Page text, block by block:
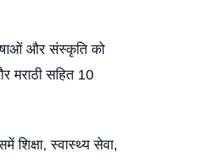
और संस्कृति को
मराठी सहित 10
शिक्षा, स्वास्थ्य सेवा,